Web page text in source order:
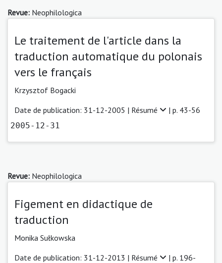
Revue: Neophilologica
Le traitement de l'article dans la
traduction automatique du polonais
vers le français
Krzysztof Bogacki
Date de publication: 31-12-2005 | Résumé | p. 43-56
2005-12-31
Revue: Neophilologica
Figement en didactique de
traduction
Monika Sułkowska
Date de publication: 31-12-2013 | Résumé | p. 196-